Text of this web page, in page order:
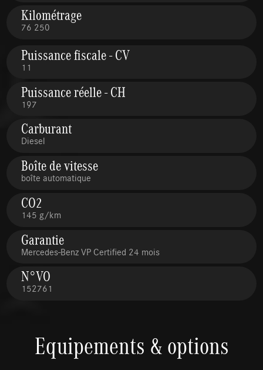
Kilométrage
76 250
Puissance fiscale - CV
11
Puissance réelle - CH
197
Carburant
Diesel
Boîte de vitesse
boîte automatique
CO2
145 g/km
Garantie
Mercedes-Benz VP Certified 24 mois
N°VO
152761
Equipements & options